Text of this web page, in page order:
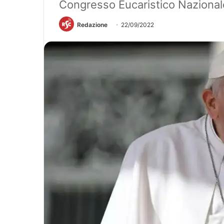
Congresso Eucaristico
Redazione 22/09/2022